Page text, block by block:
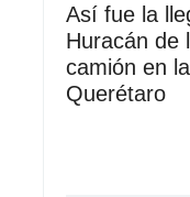
Así fue la
Huracán de
camión en
Querétaro